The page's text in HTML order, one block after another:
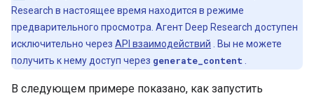
Research в настоящее время находится в режиме
предварительного просмотра. Агент Deep Research доступен
исключительно через API взаимодействий . Вы не можете
получить к нему доступ через generate_content
В следующем примере показано, как запустить